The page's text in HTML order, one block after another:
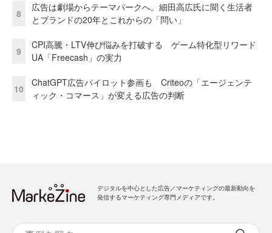
8
広告は劇場からテーマパークへ。細田高広氏に聞く生活者
とブランドの20年とこれからの「問い」
9
CPI高騰・LTV伸び悩みを打破する ゲーム特化型リワード
UA「Freecash」の実力
10
ChatGPT広告パイロット参画も Criteoの「エージェンテ
ィック・コマース」が変える広告の判断
デジタルを中心とした広告／マーケティングの最新動向を
発信するマーケティング専門メディアです。